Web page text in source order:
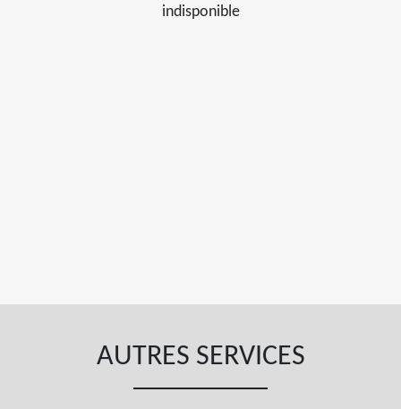
indisponible
AUTRES SERVICES